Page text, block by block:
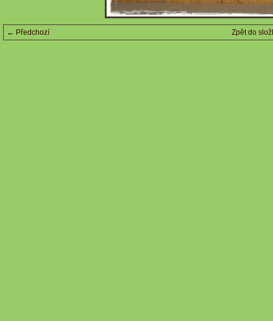
← Předchozí Zpět do